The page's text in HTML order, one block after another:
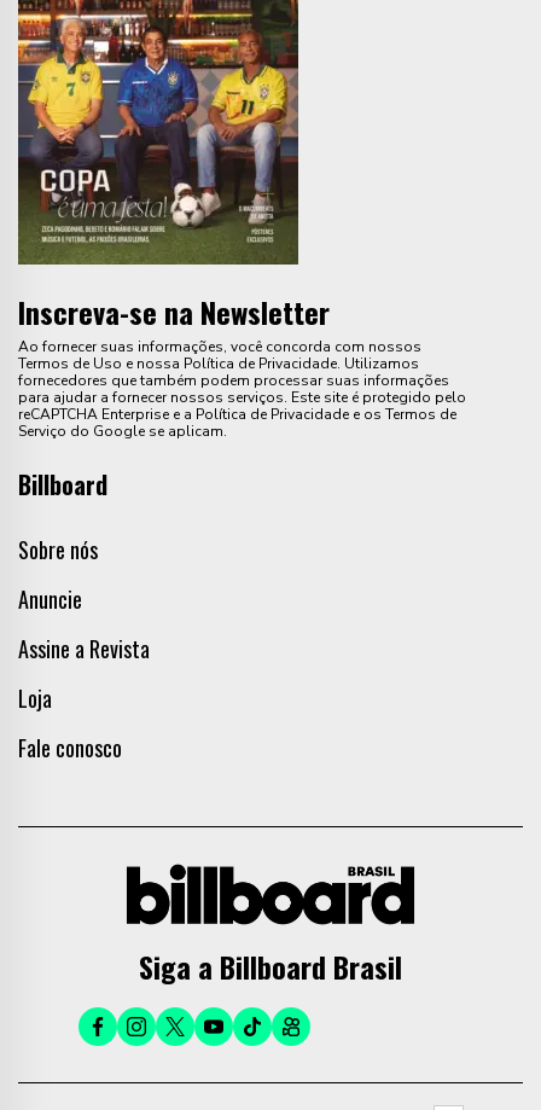
Inscreva-se na Newsletter
Ao fornecer suas informações, você concorda com nossos
Termos de Uso e nossa Política de Privacidade. Utilizamos
fornecedores que também podem processar suas informações
para ajudar a fornecer nossos serviços. Este site é protegido pelo
reCAPTCHA Enterprise e a Política de Privacidade e os Termos de
Serviço do Google se aplicam.
Billboard
Sobre nós
Anuncie
Assine a Revista
Loja
Fale conosco
Siga a Billboard Brasil